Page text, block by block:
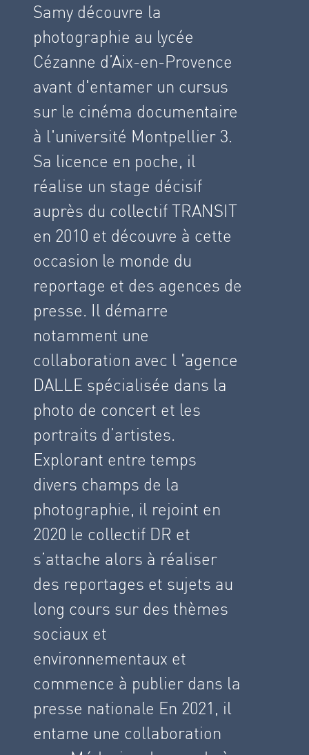
Samy découvre la
photographie au lycée
Cézanne d’Aix-en-Provence
avant d'entamer un cursus
sur le cinéma documentaire
à l'université Montpellier 3.
Sa licence en poche, il
réalise un stage décisif
auprès du collectif TRANSIT
en 2010 et découvre à cette
occasion le monde du
reportage et des agences de
presse. Il démarre
notamment une
collaboration avec l 'agence
DALLE spécialisée dans la
photo de concert et les
portraits d’artistes.
Explorant entre temps
divers champs de la
photographie, il rejoint en
2020 le collectif DR et
s’attache alors à réaliser
des reportages et sujets au
long cours sur des thèmes
sociaux et
environnementaux et
commence à publier dans la
presse nationale En 2021, il
entame une collaboration